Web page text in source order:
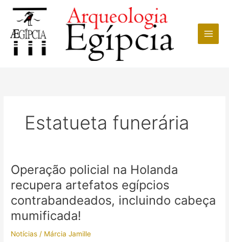
conteúdo
Estatueta funerária
Operação policial na Holanda
recupera artefatos egípcios
contrabandeados, incluindo cabeça
mumificada!
Notícias / Márcia Jamille